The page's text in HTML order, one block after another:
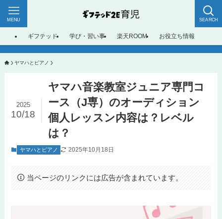
SEARCH
MENU
ギフテッド 学び・習い事 楽天ROOM お役立ち情報
ヤマハとピアノ
ヤマハ音楽教室ジュニア専門コ
ース（J専）のオーディション
個人レッスン内容は？レベル
は？
2025
10/18
ヤマハとピアノ 2025年10月18日
当ページのリンクには広告が含まれています。